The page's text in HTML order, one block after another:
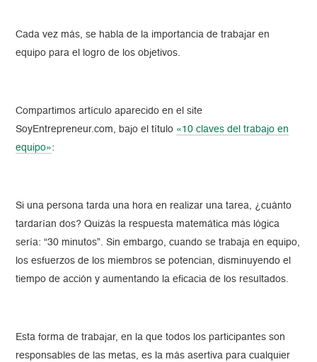
Cada vez más, se habla de la importancia de trabajar en
equipo para el logro de los objetivos.
Compartimos artículo aparecido en el site
SoyEntrepreneur.com, bajo el título «10 claves del trabajo en
equipo»:
Si una persona tarda una hora en realizar una tarea, ¿cuánto
tardarían dos? Quizás la respuesta matemática más lógica
sería: “30 minutos”. Sin embargo, cuando se trabaja en equipo,
los esfuerzos de los miembros se potencian, disminuyendo el
tiempo de acción y aumentando la eficacia de los resultados.
Esta forma de trabajar, en la que todos los participantes son
responsables de las metas, es la más asertiva para cualquier